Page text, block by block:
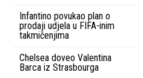
Infantino povukao plan o
prodaji udjela u FIFA-inim
takmičenjima
Chelsea doveo Valentina
Barca iz Strasbourga